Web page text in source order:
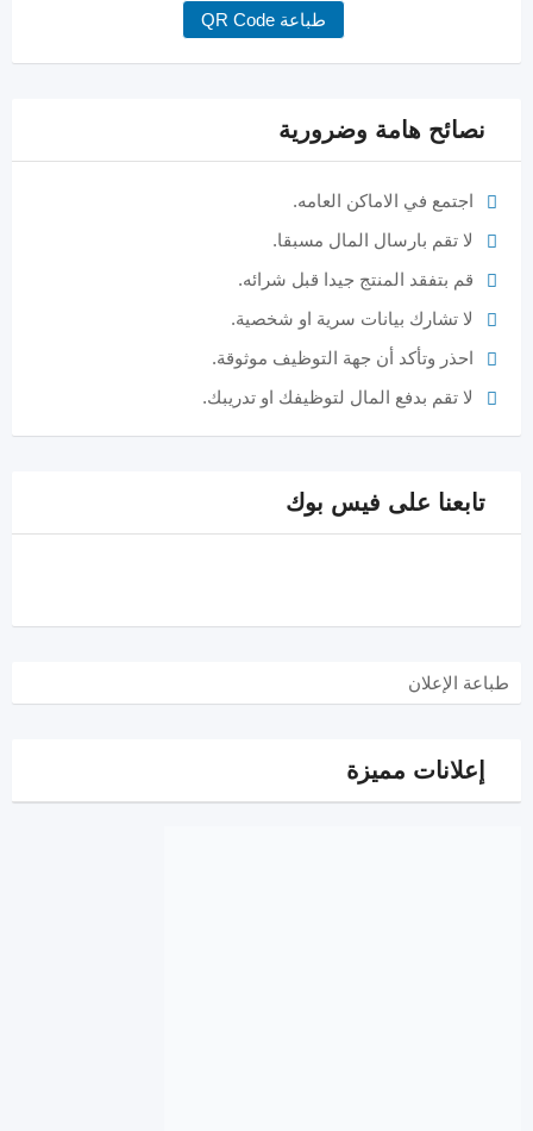
طباعة QR Code
نصائح هامة وضرورية
اجتمع في الاماكن العامه.
لا تقم بارسال المال مسبقا.
قم بتفقد المنتج جيدا قبل شرائه.
لا تشارك بيانات سرية او شخصية.
احذر وتأكد أن جهة التوظيف موثوقة.
لا تقم بدفع المال لتوظيفك او تدريبك.
تابعنا على فيس بوك
طباعة الإعلان
إعلانات مميزة